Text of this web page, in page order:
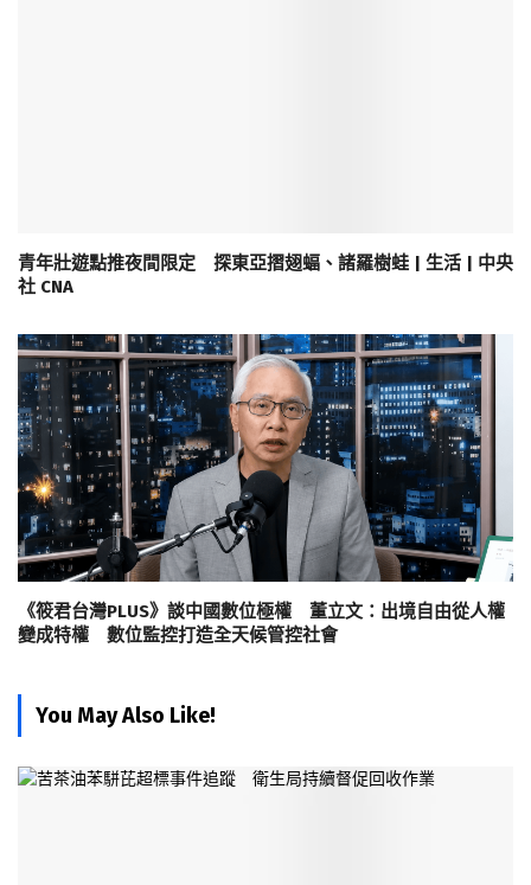
青年壯遊點推夜間限定 探東亞摺翅蝠、諸羅樹蛙 | 生活 | 中央
社 CNA
《筱君台灣PLUS》談中國數位極權 董立文：出境自由從人權
變成特權 數位監控打造全天候管控社會
You May Also Like!